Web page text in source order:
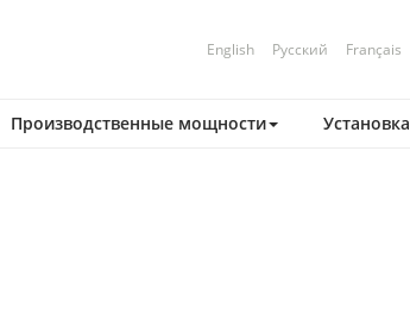
English Русский Français
Производственные мощности Установка